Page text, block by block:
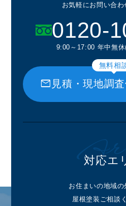
お気軽にお問い合わ
0120-
9:00～17:00 年中無
無料相
mail 見積・現地調
対応エ
お住まいの地域の
屋根塗装ご相談